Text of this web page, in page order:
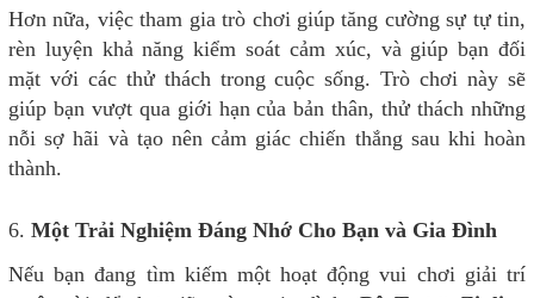
Hơn nữa, việc tham gia trò chơi giúp tăng cường sự tự tin,
rèn luyện khả năng kiểm soát cảm xúc, và giúp bạn đối
mặt với các thử thách trong cuộc sống. Trò chơi này sẽ
giúp bạn vượt qua giới hạn của bản thân, thử thách những
nỗi sợ hãi và tạo nên cảm giác chiến thắng sau khi hoàn
thành.
6. Một Trải Nghiệm Đáng Nhớ Cho Bạn và Gia Đình
Nếu bạn đang tìm kiếm một hoạt động vui chơi giải trí